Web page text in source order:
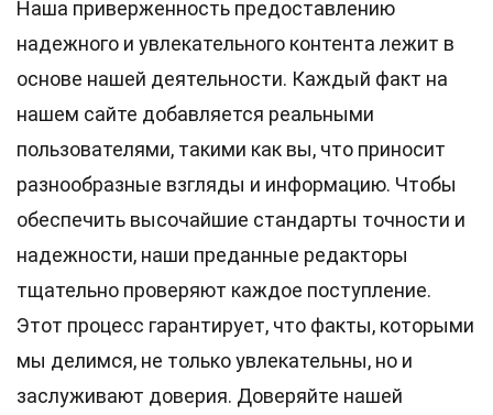
Наша приверженность предоставлению
надежного и увлекательного контента лежит в
основе нашей деятельности. Каждый факт на
нашем сайте добавляется реальными
пользователями, такими как вы, что приносит
разнообразные взгляды и информацию. Чтобы
обеспечить высочайшие стандарты точности и
надежности, наши преданные редакторы
тщательно проверяют каждое поступление.
Этот процесс гарантирует, что факты, которыми
мы делимся, не только увлекательны, но и
заслуживают доверия. Доверяйте нашей